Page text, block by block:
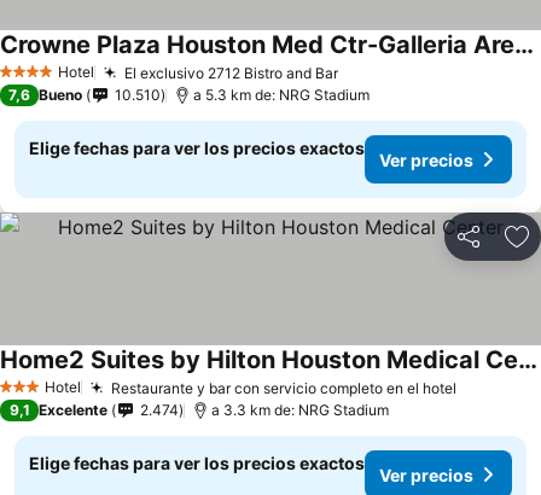
4 EstrellasHotel El exclusivo 2712 Bistro and BarVer precios
Crowne Plaza Houston Med Ctr-Galleria Area by IHG
Ver precios
7,6 Bueno 10.510 a 5.3 km de: NRG Stadium
Elige fechas para ver los precios exactos
Ver precios
Compartir
3 Estrellas
Hotel Restaurante y bar con servicio completo en el hotel
Home2 Suites by Hilton Houston Medical Center
Ver precios
9,1 Excelente 2.474 a 3.3 km de: NRG Stadium
Elige fechas para ver los precios exactos
Ver precios